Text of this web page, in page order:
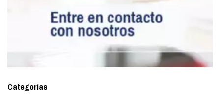
Categorías